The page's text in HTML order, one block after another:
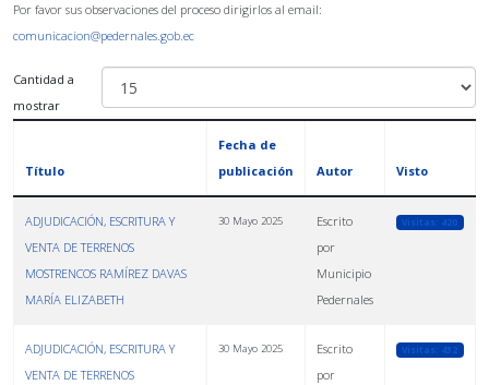
Por favor sus observaciones del proceso dirigirlos al email:
comunicacion@pedernales.gob.ec
Cantidad a
mostrar
Título
Fecha de
publicación
Autor Visto
ADJUDICACIÓN, ESCRITURA Y
VENTA DE TERRENOS
MOSTRENCOS RAMÍREZ DAVAS
MARÍA ELIZABETH
30 Mayo 2025
Escrito
por
Municipio
Pedernales
Visitas: 420
ADJUDICACIÓN, ESCRITURA Y
VENTA DE TERRENOS
30 Mayo 2025
Escrito
por
Visitas: 432